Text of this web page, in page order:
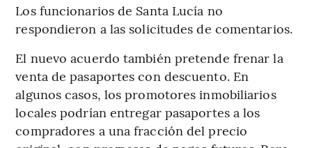
Los funcionarios de Santa Lucía no
respondieron a las solicitudes de comentarios.
El nuevo acuerdo también pretende frenar la
venta de pasaportes con descuento. En
algunos casos, los promotores inmobiliarios
locales podrían entregar pasaportes a los
compradores a una fracción del precio